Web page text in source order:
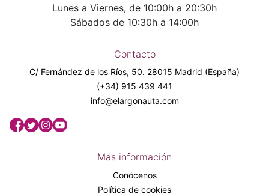
Lunes a Viernes, de 10:00h a 20:30h
Sábados de 10:30h a 14:00h
Contacto
C/ Fernández de los Ríos, 50. 28015 Madrid (España)
(+34) 915 439 441
info@elargonauta.com
Más información
Conócenos
Política de cookies